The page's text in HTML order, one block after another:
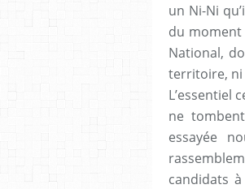
un Ni-Ni
du moment
National,
territoire, ni
L’essentiel
ne
essayée
candidats